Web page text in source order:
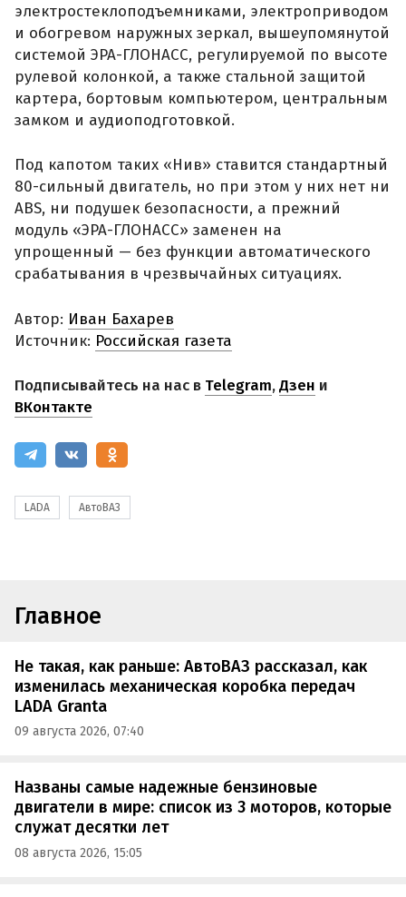
электростеклоподъемниками, электроприводом
и обогревом наружных зеркал, вышеупомянутой
системой ЭРА-ГЛОНАСС, регулируемой по высоте
рулевой колонкой, а также стальной защитой
картера, бортовым компьютером, центральным
замком и аудиоподготовкой.
Под капотом таких «Нив» ставится стандартный
80-сильный двигатель, но при этом у них нет ни
ABS, ни подушек безопасности, а прежний
модуль «ЭРА-ГЛОНАСС» заменен на
упрощенный — без функции автоматического
срабатывания в чрезвычайных ситуациях.
Автор: Иван Бахарев
Источник: Российская газета
Подписывайтесь на нас в Telegram,Дзен и
ВКонтакте
LADA АвтоВАЗ
Главное
Не такая, как раньше: АвтоВАЗ рассказал, как
изменилась механическая коробка передач
LADA Granta
09 августа 2026, 07:40
Названы самые надежные бензиновые
двигатели в мире: список из 3 моторов, которые
служат десятки лет
08 августа 2026, 15:05